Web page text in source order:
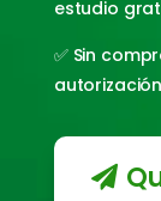
estudio
✅ Sin
autorización